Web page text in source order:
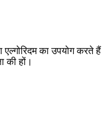
का उपयोग करते हैं
की हों।